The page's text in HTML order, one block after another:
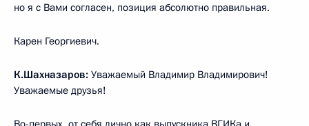
но я с Вами согласен, позиция абсолютно правильная.
Карен Георгиевич.
К.Шахназаров: Уважаемый Владимир Владимирович!
Уважаемые друзья!